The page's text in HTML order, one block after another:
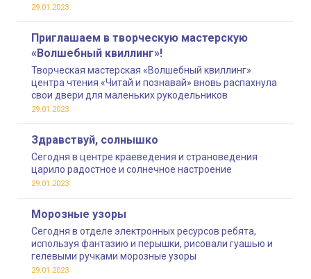
29.01.2023
Приглашаем в творческую мастерскую
«Волшебный квиллинг»!
Творческая мастерская «Волшебный квиллинг»
центра чтения «Читай и познавай» вновь распахнула
свои двери для маленьких рукодельников
29.01.2023
Здравствуй, солнышко
Сегодня в центре краеведения и страноведения
царило радостное и солнечное настроение
29.01.2023
Морозные узоры
Сегодня в отделе электронных ресурсов ребята,
используя фантазию и перышки, рисовали гуашью и
гелевыми ручками морозные узоры
29.01.2023